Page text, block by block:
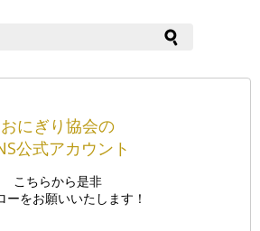
おにぎり協会の
公式アカウント
こちらから是非
ーをお願いいたします！